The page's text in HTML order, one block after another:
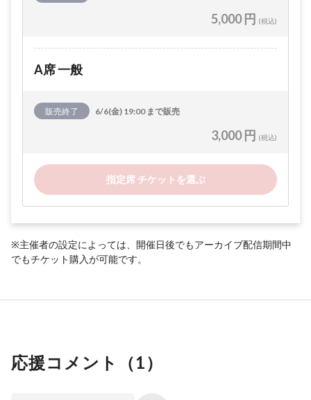
5,000 円 (税込)
A席 一般
販売終了 6/6(金) 19:00 まで販売
3,000 円 (税込)
指定席 チケットを選ぶ
※主催者の設定によっては、開催日後でもアーカイブ配信期間中
でもチケット購入が可能です。
応援コメント（1）